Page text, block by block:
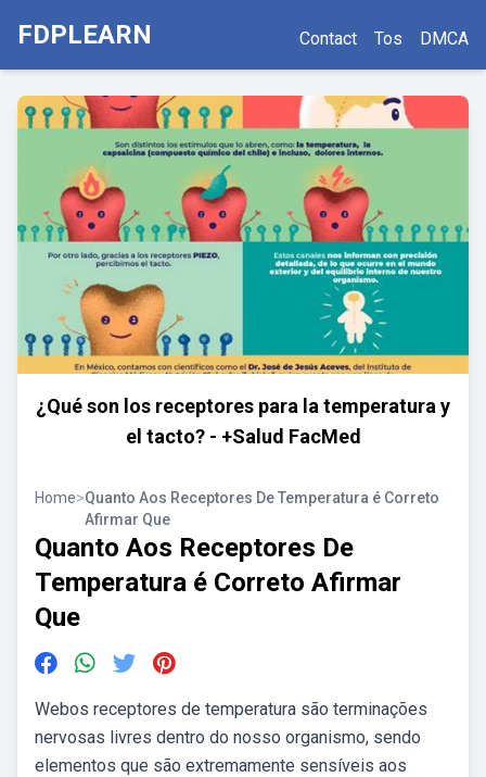
FDPLEARN Contact Tos DMCA
¿Qué son los receptores para la temperatura y
el tacto? - +Salud FacMed
Home>Quanto Aos Receptores De Temperatura é Correto
Afirmar Que
Quanto Aos Receptores De
Temperatura é Correto Afirmar
Que
Webos receptores de temperatura são terminações
nervosas livres dentro do nosso organismo, sendo
elementos que são extremamente sensíveis aos